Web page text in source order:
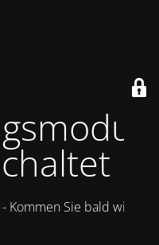
Sie bald wieder.